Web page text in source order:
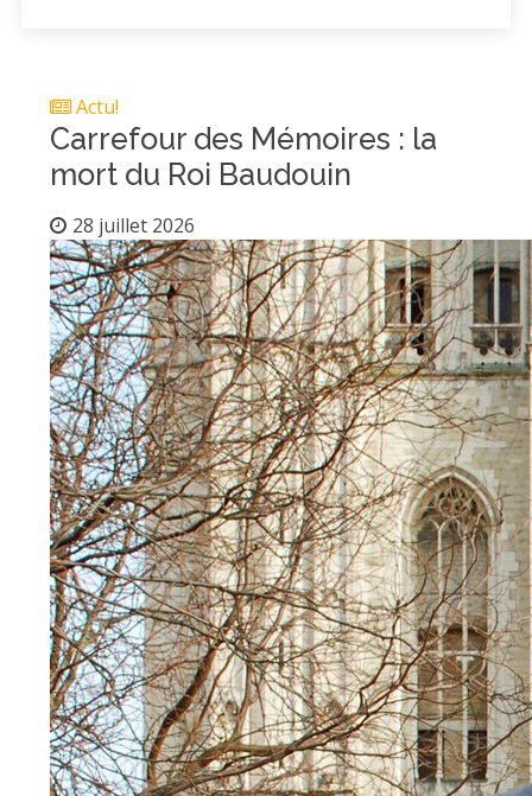
Actu!
Carrefour des Mémoires : la
mort du Roi Baudouin
28 juillet 2026